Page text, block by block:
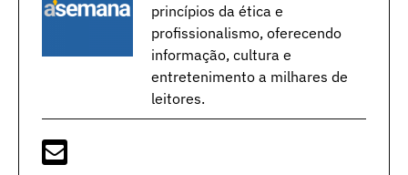
princípios da ética e
profissionalismo, oferecendo
informação, cultura e
entretenimento a milhares de
leitores.